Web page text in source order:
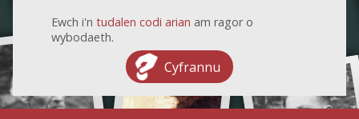
Ewch i'n tudalen codi arian am ragor o
wybodaeth.
Cyfrannu